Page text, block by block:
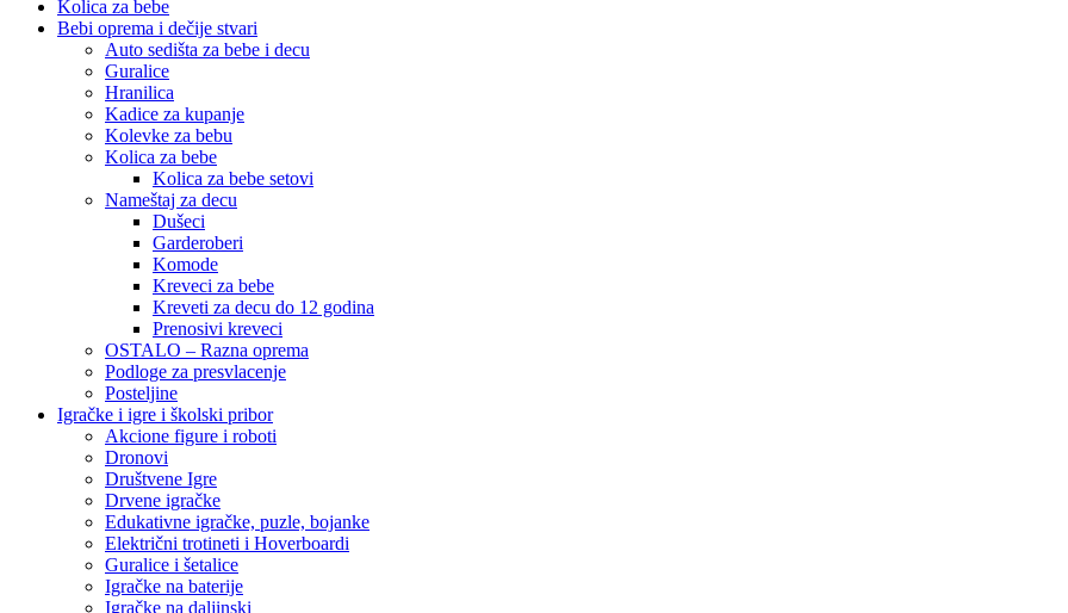
Kolica za bebe
Bebi oprema i dečije stvari
Auto sedišta za bebe i decu
Guralice
Hranilica
Kadice za kupanje
Kolevke za bebu
Kolica za bebe
Kolica za bebe setovi
Nameštaj za decu
Dušeci
Garderoberi
Komode
Kreveci za bebe
Kreveti za decu do 12 godina
Prenosivi kreveci
OSTALO – Razna oprema
Podloge za presvlacenje
Posteljine
Igračke i igre i školski pribor
Akcione figure i roboti
Dronovi
Društvene Igre
Drvene igračke
Edukativne igračke, puzle, bojanke
Električni trotineti i Hoverboardi
Guralice i šetalice
Igračke na baterije
Igračke na daljinski